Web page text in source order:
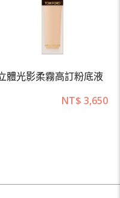
體光影柔霧高訂粉底液
NT$ 3,650